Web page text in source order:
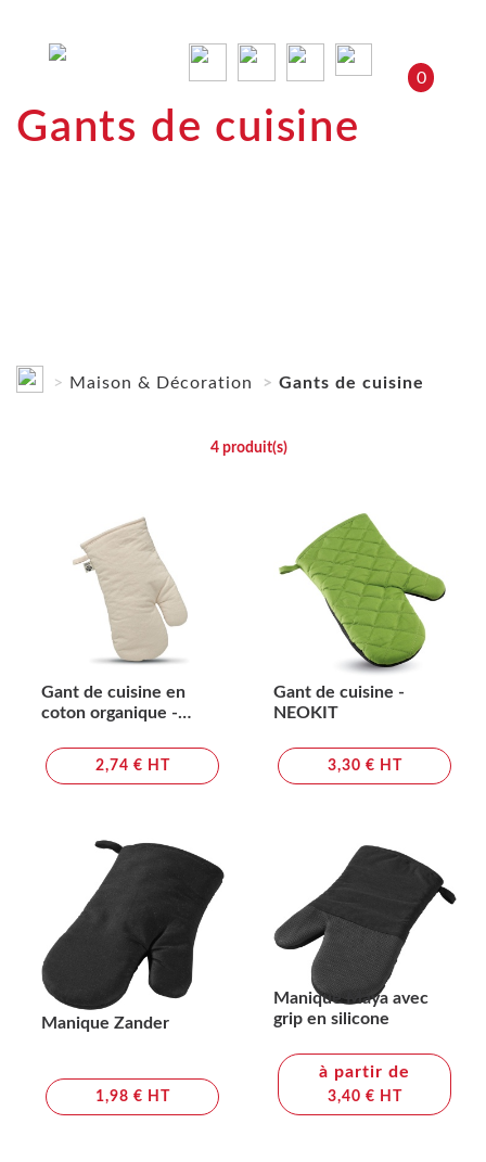
0
Gants de cuisine
Maison & Décoration Gants de cuisine
4produit(s)
Gant de cuisine en
coton organique -
2,74 € HT
Gant de cuisine -
NEOKIT
3,30 € HT
Manique Zander
1,98 € HT
Manique Maya avec
grip en silicone
à partir de
3,40 € HT